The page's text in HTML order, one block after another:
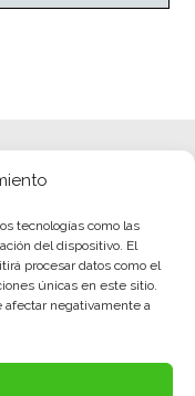
tecnologías como las
del dispositivo. El
procesar datos como el
únicas en este sitio.
afectar negativamente a